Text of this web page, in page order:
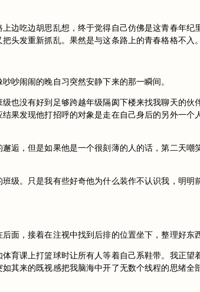
边吃边胡思乱想，终于觉得自己仿佛是这青春年
头发重新抓乱。果然是与这条路上的青春格格不入。
吵闹闹的晚自习突然安静下来的那一瞬间。
也没有好到足够跨越年级隔阂下楼来找我聊天的
果发现他打招呼的对象是走在自己身后的另外一
逅，但是如果他是一个很刻薄的人的话，第二天
级。只是我有些好奇他为什么装作不认识我，明
面，接着在注视中找到后排的位置坐下，整理好东
育课上打篮球时让所有人等着自己系鞋带。我正
其来的既视感把我脑海中开了无数个线程的思绪